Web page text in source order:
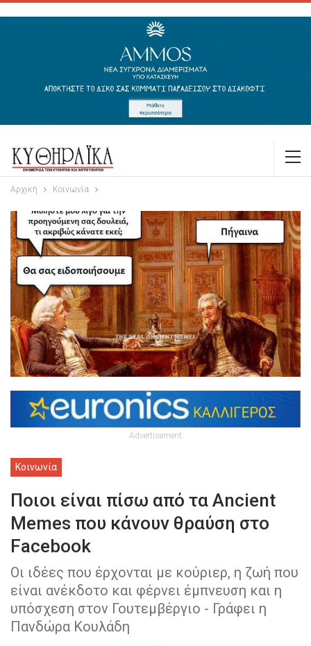
Αρχική Κοινωνία
Advertisement
Κοινωνία
Ποιοι είναι πίσω από τα Ancient
Memes που κάνουν θραύση στο
Facebook
Οι ιδέες που έρχονται με κούριερ, η ζωή που
είναι ανέκδοτο και φέρνει έμπνευση και η
υπόσχεση στον Γουτεμβέργιο - Γράφει η
Πανδώρα Κουλάδη